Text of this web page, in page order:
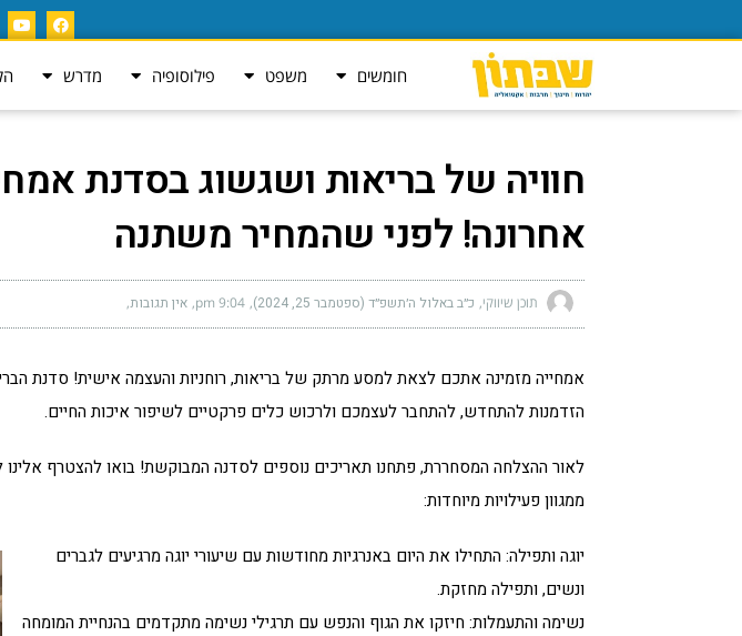
חומשים משפט פילוסופיה מדרש
חוויה של בריאות ושגשוג בסדנת
אחרונה! לפני שהמחיר משתנה
תוכן שיווקי כ״ב באלול ה׳תשפ״ד (ספטמבר 25, 2024) 9:04 pm אין תגובות
אמחייה מזמינה אתכם לצאת למסע מרתק של בריאות, רוחניות והעצמה אישית! סדנת
הזדמנות להתחדש, להתחבר לעצמכם ולרכוש כלים פרקטיים לשיפור איכות החיים.
לאור ההצלחה המסחררת, פתחנו תאריכים נוספים לסדנה המבוקשת! בואו להצטרף אלינו
ממגוון פעילויות מיוחדות:
יוגה ותפילה: התחילו את היום באנרגיות מחודשות עם שיעורי יוגה מרגיעים לגברים
ונשים, ותפילה מחזקת.
נשימה והתעמלות: חיזקו את הגוף והנפש עם תרגילי נשימה מתקדמים בהנחיית המומחה